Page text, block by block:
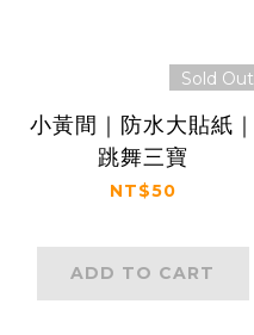
Sold Out
小黃間｜防水大貼紙｜
跳舞三寶
NT$50
ADD TO CART